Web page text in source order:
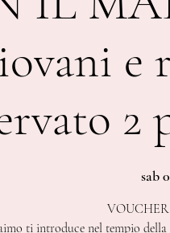
e
2
sab
VOUCHER
ti introduce nel tempio della